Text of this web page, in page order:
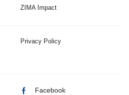
ZIMA Impact
Privacy Policy
Facebook